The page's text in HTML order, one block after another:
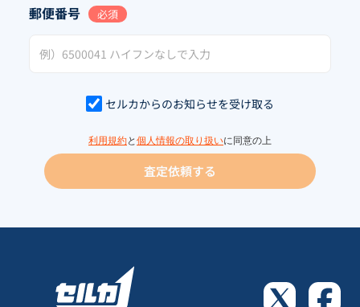
郵便番号 必須
セルカからのお知らせを受け取る
利用規約と 個人情報の取り扱いに同意の上
査定依頼する